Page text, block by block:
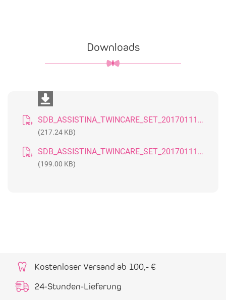
Downloads
SDB_ASSISTINA_TWINCARE_SET_20170111_DE
(217.24 KB)
SDB_ASSISTINA_TWINCARE_SET_20170111_GB
(199.00 KB)
Kostenloser Versand ab 100,- €
24-Stunden-Lieferung